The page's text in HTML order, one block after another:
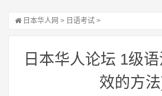
日本华人网 > 日语考试 >
日本华人论坛 1级
效的方